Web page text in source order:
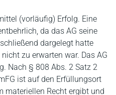
(vorläufig) Erfolg. Eine
da das AG seine
dargelegt hatte
zu erwarten war. Das AG
Nach § 808 Abs. 2 Satz 2
ist auf den Erfüllungsort
materiellen Recht ergibt und